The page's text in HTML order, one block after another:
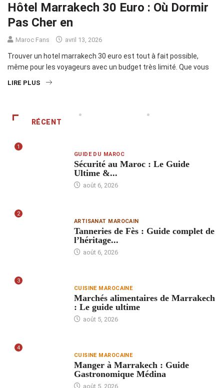
Hôtel Marrakech 30 Euro : Où Dormir
Pas Cher en
Maroc Fans avril 13, 2026
Trouver un hotel marrakech 30 euro est tout à fait possible,
même pour les voyageurs avec un budget très limité. Que vous
LIRE PLUS
RÉCENT
1
GUIDE DU MAROC
Sécurité au Maroc : Le Guide
Ultime &...
août 6, 2026
2
ARTISANAT MAROCAIN
Tanneries de Fès : Guide complet de
l’héritage...
août 6, 2026
3
CUISINE MAROCAINE
Marchés alimentaires de Marrakech
: Le guide ultime
août 5, 2026
4
CUISINE MAROCAINE
Manger à Marrakech : Guide
Gastronomique Médina
août 5, 2026